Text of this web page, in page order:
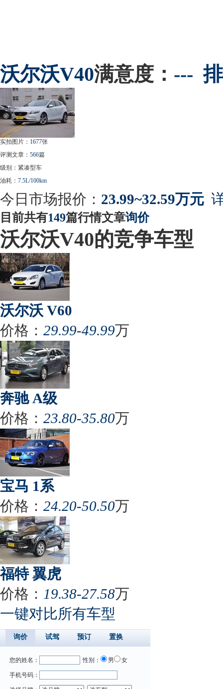
沃尔沃V40满意度： ---
实拍图片： 1677张
评测文章： 566篇
级别：紧凑型车
油耗： 7.5L/100km
今日市场报价： 23.99~32.59万元
目前共有149篇行情文章询价
沃尔沃V40的竞争车型
沃尔沃 V60
价格： 29.99-49.99万
奔驰 A级
价格： 23.80-35.80万
宝马 1系
价格： 24.20-50.50万
福特 翼虎
价格： 19.38-27.58万
一键对比所有车型
询价 试驾 预订 置换
您的姓名： 性别： 男 女
手机号码：